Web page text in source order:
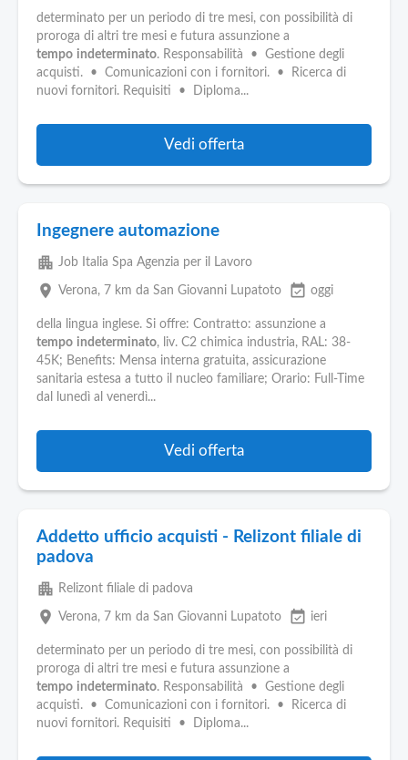
determinato per un periodo di tre mesi, con possibilità di
proroga di altri tre mesi e futura assunzione a
tempo indeterminato. Responsabilità • Gestione degli
acquisti. • Comunicazioni con i fornitori. • Ricerca di
nuovi fornitori. Requisiti • Diploma...
Vedi offerta
Ingegnere automazione
apartment Job Italia Spa Agenzia per il Lavoro
place Verona, 7 km da San Giovanni Lupatoto event_available oggi
della lingua inglese. Si offre: Contratto: assunzione a
tempo indeterminato, liv. C2 chimica industria, RAL: 38-
45K; Benefits: Mensa interna gratuita, assicurazione
sanitaria estesa a tutto il nucleo familiare; Orario: Full-Time
dal lunedì al venerdì...
Vedi offerta
Addetto ufficio acquisti - Relizont filiale di
padova
apartment Relizont filiale di padova
place Verona, 7 km da San Giovanni Lupatoto event_available ieri
determinato per un periodo di tre mesi, con possibilità di
proroga di altri tre mesi e futura assunzione a
tempo indeterminato. Responsabilità • Gestione degli
acquisti. • Comunicazioni con i fornitori. • Ricerca di
nuovi fornitori. Requisiti • Diploma...